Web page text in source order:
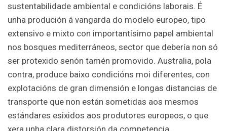
sustentabilidade ambiental e condicións laborais. É
unha produción á vangarda do modelo europeo, tipo
extensivo e mixto con importantísimo papel ambiental
nos bosques mediterráneos, sector que debería non só
ser protexido senón tamén promovido. Australia, pola
contra, produce baixo condicións moi diferentes, con
explotacións de gran dimensión e longas distancias de
transporte que non están sometidas aos mesmos
estándares esixidos aos produtores europeos, o que
xera unha clara distorsión da competencia.